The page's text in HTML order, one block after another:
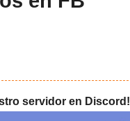
servidor en Discord!